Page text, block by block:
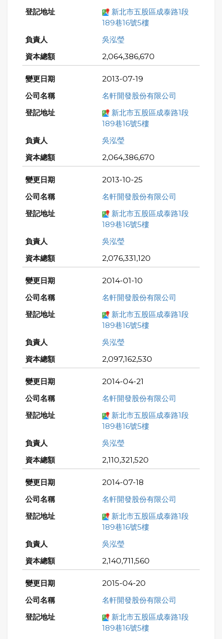
新北市五股區成泰路1段
189巷16號5樓
吳泓瑩
2,064,386,670
2013-07-19
名軒開發股份有限公司
新北市五股區成泰路1段
189巷16號5樓
吳泓瑩
2,064,386,670
2013-10-25
名軒開發股份有限公司
新北市五股區成泰路1段
189巷16號5樓
吳泓瑩
2,076,331,120
2014-01-10
名軒開發股份有限公司
新北市五股區成泰路1段
189巷16號5樓
吳泓瑩
2,097,162,530
2014-04-21
名軒開發股份有限公司
新北市五股區成泰路1段
189巷16號5樓
吳泓瑩
2,110,321,520
2014-07-18
名軒開發股份有限公司
新北市五股區成泰路1段
189巷16號5樓
吳泓瑩
2,140,711,560
2015-04-20
名軒開發股份有限公司
新北市五股區成泰路1段
189巷16號5樓